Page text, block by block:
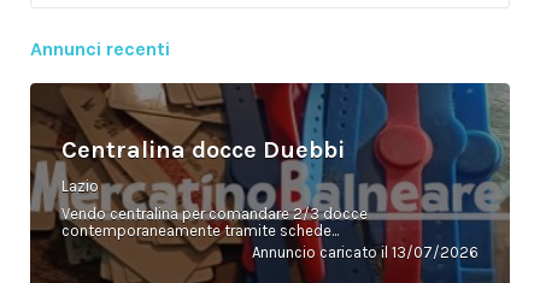
Annunci recenti
Centralina docce Duebbi
Lazio
Vendo centralina per comandare 2/3 docce
contemporaneamente tramite schede...
Annuncio caricato il 13/07/2026